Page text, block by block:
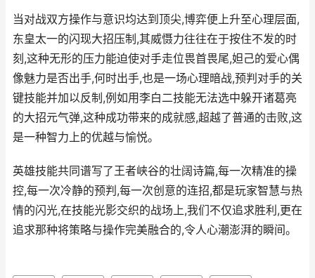
当对战双方操作与意识均达到顶尖,博弈便上升至心理层面,
东皇太一的闪现大招压制,其威慑力往往在于按住不发的时
刻,这种无形的压力能迫使对手走位畏首畏尾,妲己的爱心偶
像魅力是否出手,何时出手,也是一场心理暗战,预判对手的关
键技能并加以反制,例如用李白二技能无法选中躲开诸葛亮
的大招元气弹,这种成功带来的成就感,超越了普通的击败,这
是一种智力上的优越与愉悦。
英雄技能共同谱写了王者峡谷的壮阔诗篇,每一次精准的操
控,每一次冷静的预判,每一次创意的连招,都是玩家智慧与热
情的闪光,在技能光影交织的战场上,我们不仅追求胜利,更在
追求那种将策略与操作完美融合的,令人心潮澎湃的瞬间。